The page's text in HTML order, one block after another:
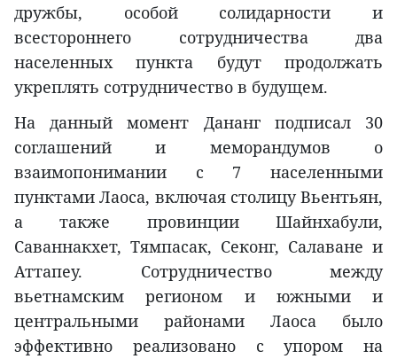
дружбы, особой солидарности и
всестороннего сотрудничества два
населенных пункта будут продолжать
укреплять сотрудничество в будущем.
На данный момент Дананг подписал 30
соглашений и меморандумов о
взаимопонимании с 7 населенными
пунктами Лаоса, включая столицу Вьентьян,
а также провинции Шайнхабули,
Саваннакхет, Тямпасак, Секонг, Салаване и
Аттапеу. Сотрудничество между
вьетнамским регионом и южными и
центральными районами Лаоса было
эффективно реализовано с упором на